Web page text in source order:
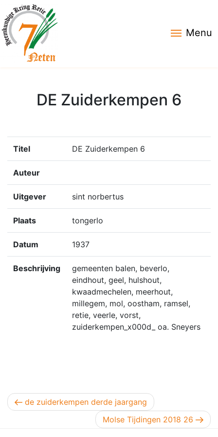
Menu
DE Zuiderkempen 6
Titel DE Zuiderkempen 6
Auteur
Uitgever sint norbertus
Plaats tongerlo
Datum 1937
Beschrijving
gemeenten balen, beverlo,
eindhout, geel, hulshout,
kwaadmechelen, meerhout,
millegem, mol, oostham, ramsel,
retie, veerle, vorst,
zuiderkempen_x000d_ oa. Sneyers
Berichtnavigatie
Vorig bericht
de zuiderkempen derde jaargang
Volgend bericht
Molse Tijdingen 2018 26